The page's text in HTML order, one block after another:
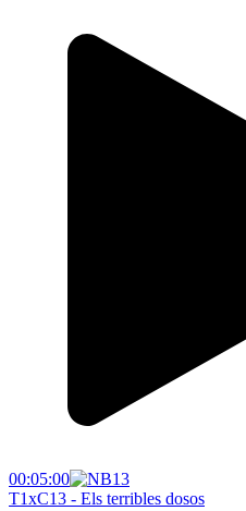
00:05:00
T1xC13 - Els terribles dosos